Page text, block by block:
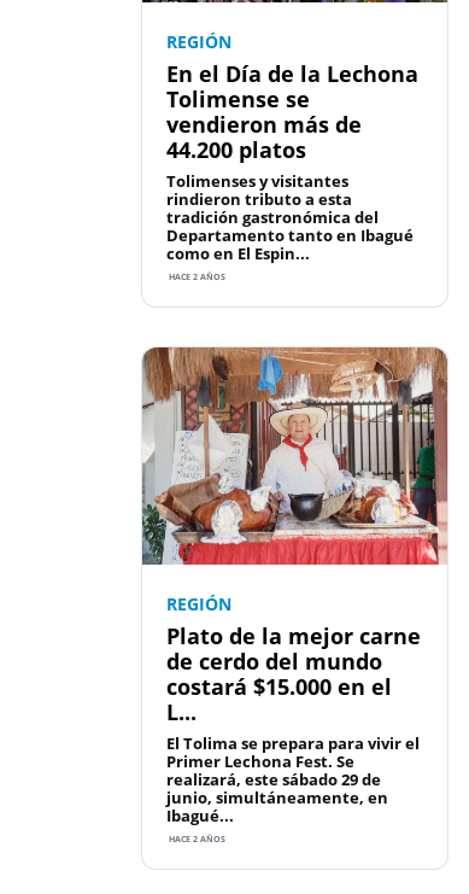
REGIÓN
En el Día de la Lechona
Tolimense se
vendieron más de
44.200 platos
Tolimenses y visitantes
rindieron tributo a esta
tradición gastronómica del
Departamento tanto en Ibagué
como en El Espin...
HACE 2 AÑOS
REGIÓN
Plato de la mejor carne
de cerdo del mundo
costará $15.000 en el
L...
El Tolima se prepara para vivir el
Primer Lechona Fest. Se
realizará, este sábado 29 de
junio, simultáneamente, en
Ibagué...
HACE 2 AÑOS